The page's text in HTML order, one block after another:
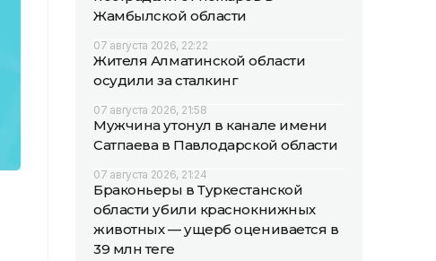
Жамбылской области
07 августа 2026, 22:22
Жителя Алматинской области
осудили за сталкинг
07 августа 2026, 21:58
Мужчина утонул в канале имени
Сатпаева в Павлодарской области
07 августа 2026, 21:24
Браконьеры в Туркестанской
области убили краснокнижных
животных — ущерб оценивается в
39 млн теңге